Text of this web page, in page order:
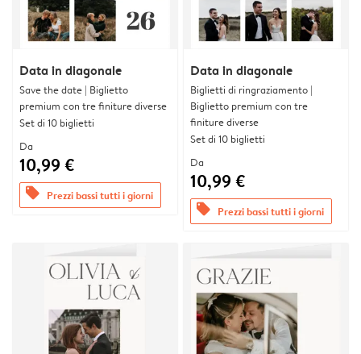
Data in diagonale
Save the date | Biglietto
premium con tre finiture diverse
Set di 10 biglietti
Da
10,99 €
offers Prezzi bassi tutti i giorni
Data in diagonale
Biglietti di ringraziamento |
Biglietto premium con tre
finiture diverse
Set di 10 biglietti
Da
10,99 €
offers Prezzi bassi tutti i giorni